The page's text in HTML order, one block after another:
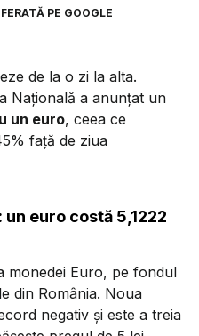
PE GOOGLE
de la o zi la alta.
Națională a anunțat un
un euro, ceea ce
față de ziua
euro costă 5,1222
monedei Euro, pe fondul
din România. Noua
negativ și este a treia